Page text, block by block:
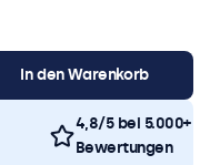
In den Warenkorb
4,8/5 bei 5.000+
Bewertungen